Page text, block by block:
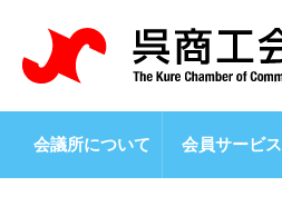
会議所について 会員サービス